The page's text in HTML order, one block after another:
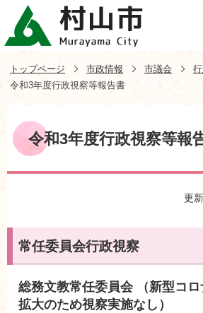
トップページ 市政情報 市議会
令和3年度行政視察等報告書
令和3年度行政視察等報
更
常任委員会行政視察
総務文教常任委員会 （新型コ
拡大のため視察実施なし）